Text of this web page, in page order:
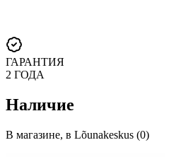
ГАРАНТИЯ
2 ГОДА
Наличие
В магазине, в Lõunakeskus (0)